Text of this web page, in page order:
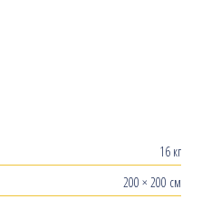
16 кг
200 × 200 см